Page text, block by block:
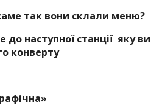
так вони склали меню?
наступної станції яку ви
конверту